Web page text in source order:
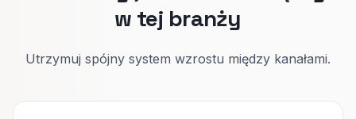
w tej branży
Utrzymuj spójny system wzrostu między kanałami.